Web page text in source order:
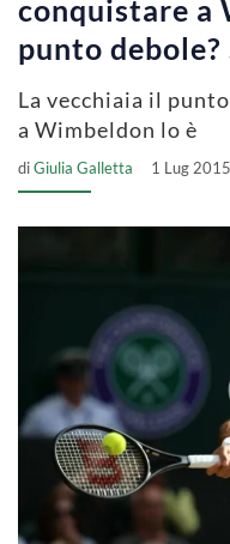
conquistare a
punto debole?
La vecchiaia il
a Wimbeldon lo è
diGiulia Galletta 1 Lug